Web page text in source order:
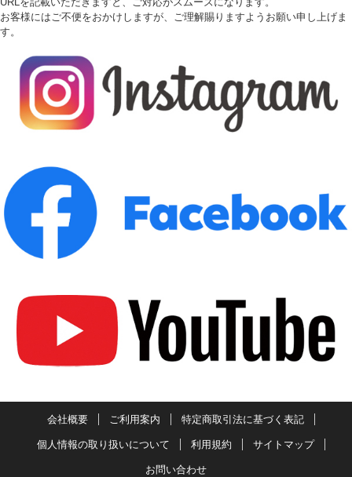
お客様にはご不便をおかけしますが、ご理解賜りますようお願い申し上げま
す。
会社概要 ご利用案内 特定商取引法に基づく表記
個人情報の取り扱いについて 利用規約 サイトマップ
お問い合わせ